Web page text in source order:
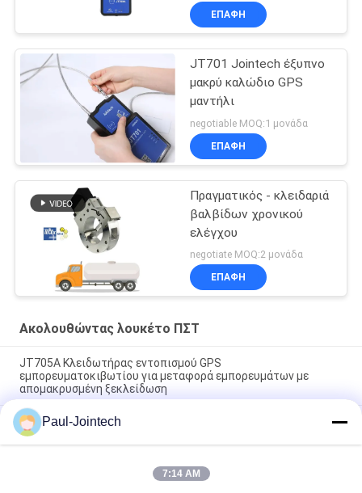
ΕΠΑΦΉ
JT701 Jointech έξυπνο
μακρύ καλώδιο GPS
μαντήλι
negotiable MOQ:1 μονάδα
ΕΠΑΦΉ
Πραγματικός - κλειδαριά
βαλβίδων χρονικού
ελέγχου
negotiate MOQ:2 μονάδα
ΕΠΑΦΉ
Ακολουθώντας λουκέτο ΠΣΤ
JT705A Κλειδωτήρας εντοπισμού GPS
εμπορευματοκιβωτίου για μεταφορά εμπορευμάτων με
απομακρυσμένη ξεκλείδωση
Αντικλεπτικό ακολουθώντας λουκέτο ΠΣΤ μπαταριών
15000mAh με τον τηλεχειρισμό
Τζόιντεκ JT709A Κωνσταντινούπολη GPS παρακολούθηση
μπουλόνι Αδιάβροχο φορτηγό Βαν GPS ηλεκτρονική
Paul-Jointech
7:14 AM